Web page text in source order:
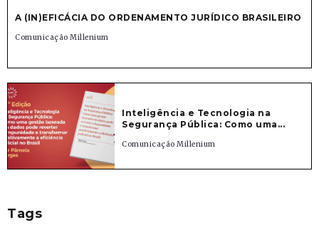
A (IN)EFICÁCIA DO ORDENAMENTO JURÍDICO BRASILEIRO
Comunicação Millenium
Inteligência e Tecnologia na
Segurança Pública: Como uma...
Comunicação Millenium
Tags